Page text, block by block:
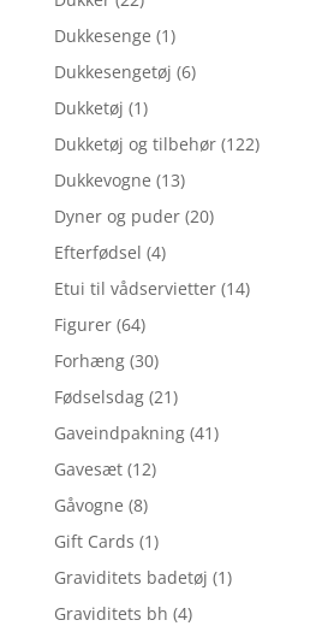
Dukkesenge (1)
Dukkesengetøj (6)
Dukketøj (1)
Dukketøj og tilbehør (122)
Dukkevogne (13)
Dyner og puder (20)
Efterfødsel (4)
Etui til vådservietter (14)
Figurer (64)
Forhæng (30)
Fødselsdag (21)
Gaveindpakning (41)
Gavesæt (12)
Gåvogne (8)
Gift Cards (1)
Graviditets badetøj (1)
Graviditets bh (4)